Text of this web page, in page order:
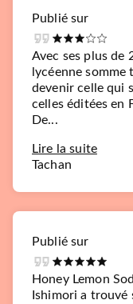
Publié sur
Avec ses plus de
lycéenne
devenir celle qui
celles éditées en
De...
Lire la suite
Tachan
Publié sur
Honey Lemon
Ishimori a trouvé